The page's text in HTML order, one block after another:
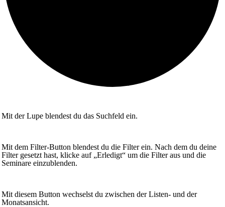
Mit der Lupe blendest du das Suchfeld ein.
Mit dem Filter-Button blendest du die Filter ein. Nach dem du deine
Filter gesetzt hast, klicke auf „Erledigt“ um die Filter aus und die
Seminare einzublenden.
Mit diesem Button wechselst du zwischen der Listen- und der
Monatsansicht.